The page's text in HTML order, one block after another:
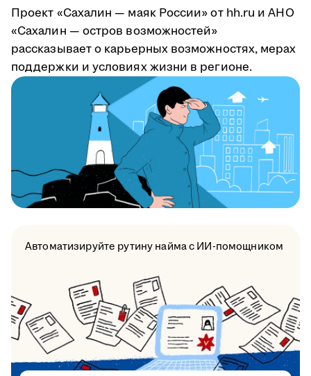
Проект «Сахалин — маяк России» от hh.ru и АНО
«Сахалин — остров возможностей»
рассказывает о карьерных возможностях, мерах
поддержки и условиях жизни в регионе.
Автоматизируйте рутину найма с ИИ-помощником